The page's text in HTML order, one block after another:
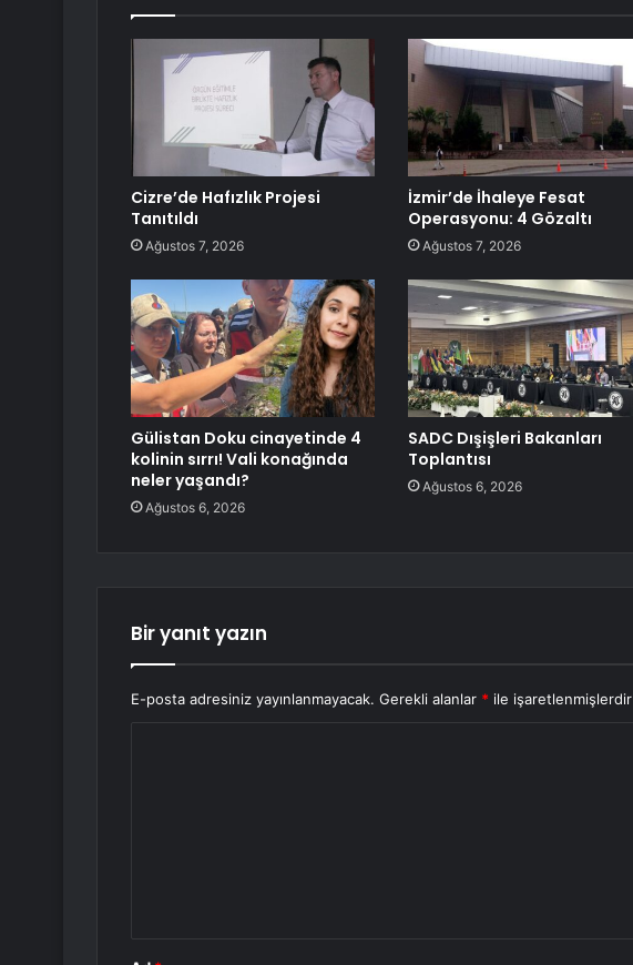
Cizre’de Hafızlık Projesi
Tanıtıldı
Ağustos 7, 2026
İzmir’de İhaleye Fesat
Operasyonu: 4 Gözaltı
Ağustos 7, 2026
Gülistan Doku cinayetinde 4
kolinin sırrı! Vali konağında
neler yaşandı?
Ağustos 6, 2026
SADC Dışişleri Bakanları
Toplantısı
Ağustos 6, 2026
Bir yanıt yazın
E-posta adresiniz yayınlanmayacak. Gerekli alanlar * ile işaretlenmişlerdir